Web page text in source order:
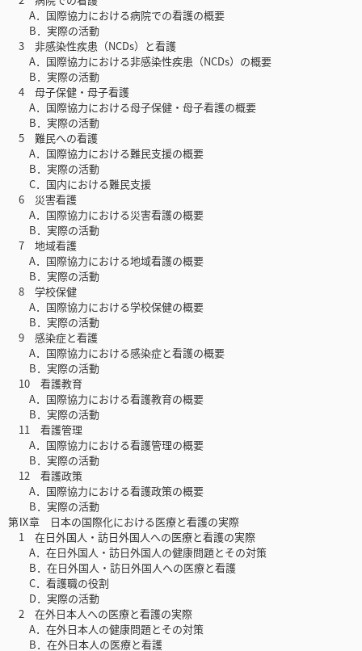
A．国際協力における病院での看護の概要
B．実際の活動
3 非感染性疾患（NCDs）と看護
A．国際協力における非感染性疾患（NCDs）の概要
B．実際の活動
4 母子保健・母子看護
A．国際協力における母子保健・母子看護の概要
B．実際の活動
5 難民への看護
A．国際協力における難民支援の概要
B．実際の活動
C．国内における難民支援
6 災害看護
A．国際協力における災害看護の概要
B．実際の活動
7 地域看護
A．国際協力における地域看護の概要
B．実際の活動
8 学校保健
A．国際協力における学校保健の概要
B．実際の活動
9 感染症と看護
A．国際協力における感染症と看護の概要
B．実際の活動
10 看護教育
A．国際協力における看護教育の概要
B．実際の活動
11 看護管理
A．国際協力における看護管理の概要
B．実際の活動
12 看護政策
A．国際協力における看護政策の概要
B．実際の活動
第Ⅸ章 日本の国際化における医療と看護の実際
1 在日外国人・訪日外国人への医療と看護の実際
A．在日外国人・訪日外国人の健康問題とその対策
B．在日外国人・訪日外国人への医療と看護
C．看護職の役割
D．実際の活動
2 在外日本人への医療と看護の実際
A．在外日本人の健康問題とその対策
B．在外日本人の医療と看護